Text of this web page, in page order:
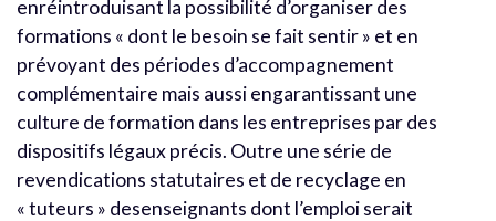
enréintroduisant la possibilité d’organiser des
formations « dont le besoin se fait sentir » et en
prévoyant des périodes d’accompagnement
complémentaire mais aussi engarantissant une
culture de formation dans les entreprises par des
dispositifs légaux précis. Outre une série de
revendications statutaires et de recyclage en
« tuteurs » desenseignants dont l’emploi serait